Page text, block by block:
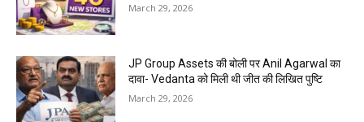
March 29, 2026
JP Group Assets की बोली पर Anil Agarwal का
दावा- Vedanta को मिली थी जीत की लिखित पुष्टि
March 29, 2026